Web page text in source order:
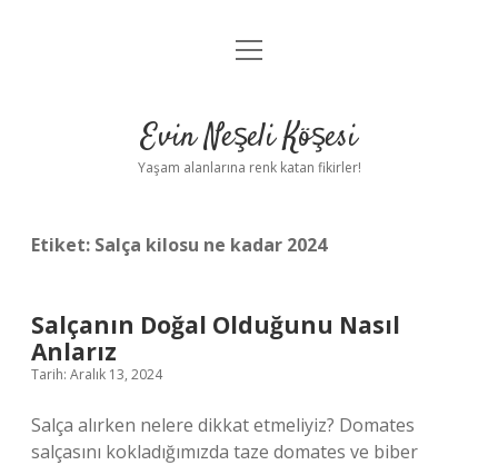
Anasayfa
Yasal Uyarı
menüyü
Evin Neşeli Köşesi
Yaşam alanlarına renk katan fikirler!
Etiket: Salça kilosu ne kadar 2024
Salçanın Doğal Olduğunu Nasıl
Anlarız
Tarih: Aralık 13, 2024
Salça alırken nelere dikkat etmeliyiz? Domates
salçasını kokladığımızda taze domates ve biber